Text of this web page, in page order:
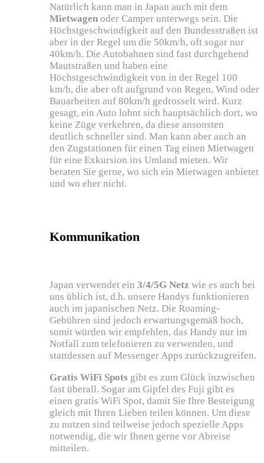
Natürlich kann man in Japan auch mit dem
Mietwagen oder Camper unterwegs sein. Die
Höchstgeschwindigkeit auf den Bundesstraßen ist
aber in der Regel um die 50km/h, oft sogar nur
40km/h. Die Autobahnen sind fast durchgehend
Mautstraßen und haben eine
Höchstgeschwindigkeit von in der Regel 100
km/h, die aber oft aufgrund von Regen, Wind oder
Bauarbeiten auf 80km/h gedrosselt wird. Kurz
gesagt, ein Auto lohnt sich hauptsächlich dort, wo
keine Züge verkehren, da diese ansonsten
deutlich schneller sind. Man kann aber auch an
den Zugstationen für einen Tag einen Mietwagen
für eine Exkursion ins Umland mieten. Wir
beraten Sie gerne, wo sich ein Mietwagen anbietet
und wo eher nicht.
Kommunikation
Japan verwendet ein 3/4/5G Netz wie es auch bei
uns üblich ist, d.h. unsere Handys funktionieren
auch im japanischen Netz. Die Roaming-
Gebühren sind jedoch erwartungsgemäß hoch,
somit würden wir empfehlen, das Handy nur im
Notfall zum telefonieren zu verwenden, und
stattdessen auf Messenger Apps zurückzugreifen.
Gratis WiFi Spots gibt es zum Glück inzwischen
fast überall. Sogar am Gipfel des Fuji gibt es
einen gratis WiFi Spot, damit Sie Ihre Besteigung
gleich mit Ihren Lieben teilen können. Um diese
zu nutzen sind teilweise jedoch spezielle Apps
notwendig, die wir Ihnen gerne vor Abreise
mitteilen.